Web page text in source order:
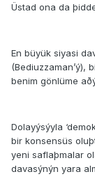
Üstad ona da
En büyük siyasi
(Bediuzzaman’ý),
benim gönlüme
Dolayýsýyla
bir konsensüs
yeni saflaþmalar
davasýnýn yara